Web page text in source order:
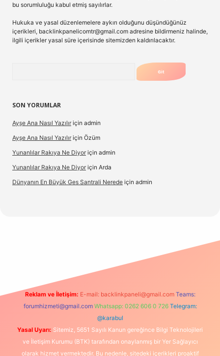
bu sorumluluğu kabul etmiş sayılırlar.
Hukuka ve yasal düzenlemelere aykırı olduğunu düşündüğünüz
içerikleri, backlinkpanelicomtr@gmail.com adresine bildirmeniz halinde,
ilgili içerikler yasal süre içerisinde sitemizden kaldırılacaktır.
SON YORUMLAR
Ayşe Ana Nasıl Yazılır için admin
Ayşe Ana Nasıl Yazılır için Özüm
Yunanlılar Rakıya Ne Diyor için admin
Yunanlılar Rakıya Ne Diyor için Arda
Dünyanın En Büyük Ges Santrali Nerede için admin
Reklam ve İletişim: E-mail: backlinkpaneli@gmail.com Teams:
forumhizmeti@gmail.com Whatsapp: 0262 606 0 726 Telegram:
@karabul
Yasal Uyarı: Sitemiz, 5651 Sayılı Kanun gereğince Bilgi Teknolojileri
ve İletişim Kurumu (BTK) tarafından onaylanmış bir Yer Sağlayıcı
olarak hizmet vermektedir. Bu nedenle, sitedeki içerikleri proaktif